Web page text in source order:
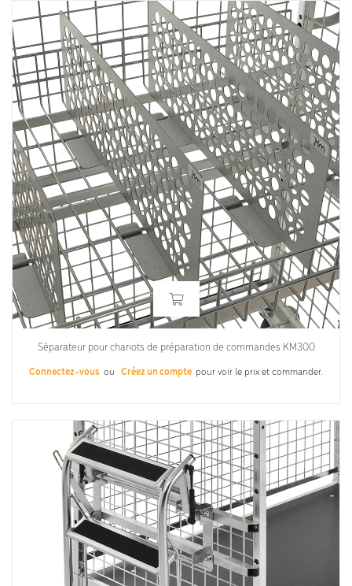
Séparateur pour chariots de préparation de commandes KM300
Connectez-vous ou Créez un compte pour voir le prix et commander.